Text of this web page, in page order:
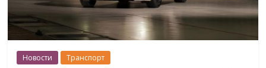
Новости Транспорт